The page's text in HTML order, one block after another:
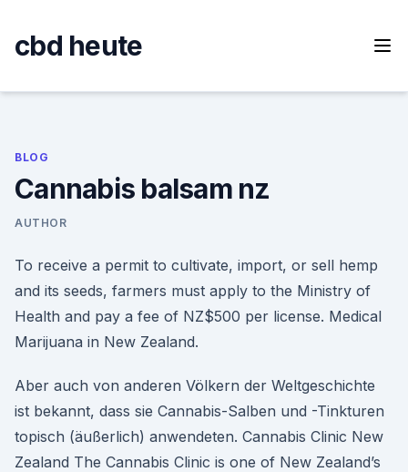
content
cbd heute
BLOG
Cannabis balsam nz
AUTHOR
To receive a permit to cultivate, import, or sell hemp
and its seeds, farmers must apply to the Ministry of
Health and pay a fee of NZ$500 per license. Medical
Marijuana in New Zealand.
Aber auch von anderen Völkern der Weltgeschichte
ist bekannt, dass sie Cannabis-Salben und -Tinkturen
topisch (äußerlich) anwendeten. Cannabis Clinic New
Zealand The Cannabis Clinic is one of New Zealand’s